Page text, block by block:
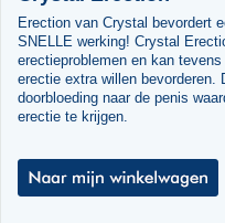
Erection van Crystal bevordert
SNELLE werking! Crystal
erectieproblemen en kan
erectie extra willen bevorderen.
doorbloeding naar de penis
erectie te krijgen.